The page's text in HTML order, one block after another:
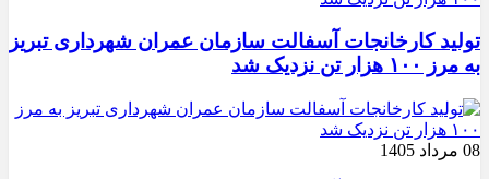
تولید کارخانجات آسفالت سازمان عمران شهرداری تبریز
به مرز ۱۰۰ هزار تن نزدیک شد
08 مرداد 1405